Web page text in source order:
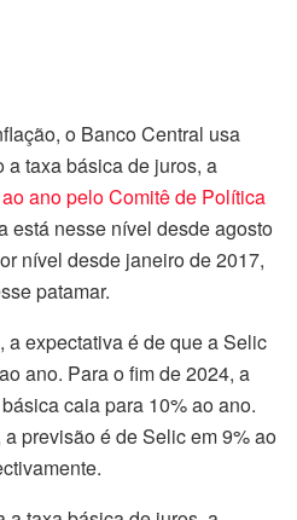
o Banco Central usa
taxa básica de juros, a
ano pelo Comitê de Política
está nesse nível desde agosto
nível desde janeiro de 2017,
patamar.
a expectativa é de que a Selic
ano. Para o fim de 2024, a
caia para 10% ao ano.
previsão é de Selic em 9% ao